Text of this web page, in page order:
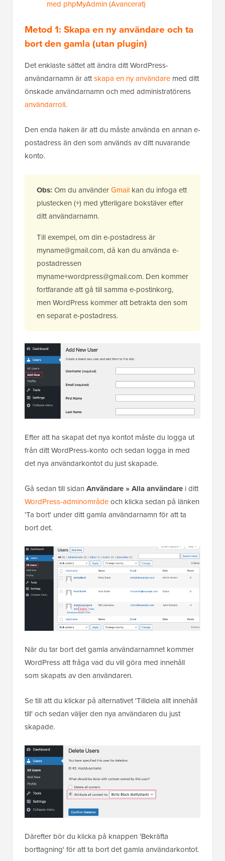
med phpMyAdmin (Avancerat)
Metod 1: Skapa en ny användare och ta
bort den gamla (utan plugin)
Det enklaste sättet att ändra ditt WordPress-
användarnamn är attskapa en ny användare med ditt
önskade användarnamn och med administratörens
användarroll.
Den enda haken är att du måste använda en annan e-
postadress än den som används av ditt nuvarande
konto.
Obs: Om du använderGmail kan du infoga ett
plustecken (+) med ytterligare bokstäver efter
ditt användarnamn.
Till exempel, om din e-postadress är
myname@gmail.com, då kan du använda e-
postadressen
myname+wordpress@gmail.com. Den kommer
fortfarande att gå till samma e-postinkorg,
men WordPress kommer att betrakta den som
en separat e-postadress.
Efter att ha skapat det nya kontot måste du logga ut
från ditt WordPress-konto och sedan logga in med
det nya användarkontot du just skapade.
Gå sedan till sidan Användare » Alla användare i ditt
WordPress-adminområdeoch klicka sedan på länken
'Ta bort' under ditt gamla användarnamn för att ta
bort det.
När du tar bort det gamla användarnamnet kommer
WordPress att fråga vad du vill göra med innehåll
som skapats av den användaren.
Se till att du klickar på alternativet 'Tilldela allt innehåll
till' och sedan väljer den nya användaren du just
skapade.
Därefter bör du klicka på knappen 'Bekräfta
borttagning' för att ta bort det gamla användarkontot.